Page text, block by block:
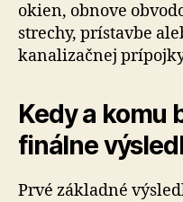
okien, obnove
strechy, prístavbe
kanalizačnej
Kedy a komu
finálne
Prvé základné